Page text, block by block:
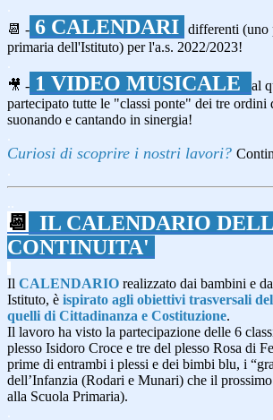
📆 - 6 CALENDARI differenti (uno
primaria dell'Istituto) per l'a.s. 2022/2023!
🎥 - 1 VIDEO MUSICALE
al
partecipato tutte le "classi ponte" dei tre ordini
suonando e cantando in sinergia!
Curiosi di scoprire i nostri lavori?
📆
IL CALENDARIO
CONTINUITA'
Il CALENDARIO realizzato dai bambini e
Istituto, è ispirato agli obiettivi trasversali
quelli di Cittadinanza e Costituzione.
Il lavoro ha visto la partecipazione delle 6
plesso Isidoro Croce e tre del plesso Rosa di
prime di entrambi i plessi e dei bimbi blu, i
dell’Infanzia (Rodari e Munari) che il
alla Scuola Primaria).